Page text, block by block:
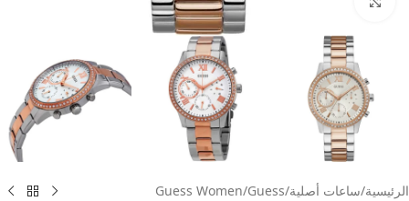
الرئيسية/ساعات أصلية/
Guess
/
Guess Women